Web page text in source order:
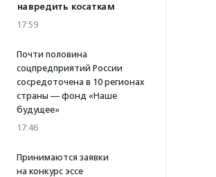
навредить косаткам
17:59
Почти половина
соцпредприятий России
сосредоточена в 10 регионах
страны — фонд «Наше
будущее»
17:46
Принимаются заявки
на конкурс эссе